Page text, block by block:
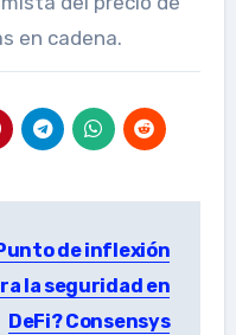
en cadena.
de inflexión
la seguridad en
DeFi? Consensys